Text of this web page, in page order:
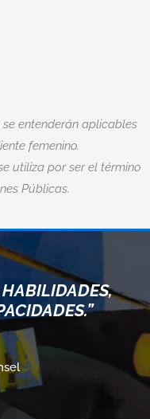
entenderán aplicables
femenino.
utiliza por ser el término
Públicas.